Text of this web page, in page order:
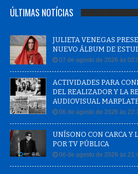
ÚLTIMAS NOTÍCIAS
JULIETA VENEGAS
NUEVO ÁLBUM DE
07 de agosto de 2026 às
ACTIVIDADES PARA
DEL REALIZADOR Y LA
AUDIOVISUAL
06 de agosto de 2026 às
UNÍSONO CON CARCA Y
POR TV PÚBLICA
06 de agosto de 2026 às